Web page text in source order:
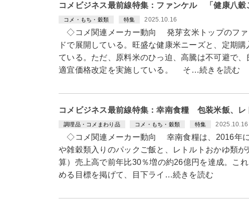
コメビジネス最前線特集：ファンケル 「健康八穀
コメ・もち・穀類 特集 2025.10.16
◇コメ関連メーカー動向 発芽玄米トップのファ
ドで展開している。旺盛な健康米ニーズと、定期
ている。ただ、原料米のひっ迫、高騰は不可避で、
適宜価格改定を実施している。 そ…続きを読む
コメビジネス最前線特集：幸南食糧 包装米飯、レ
調理品・コメまわり品 コメ・もち・穀類 特集 2025.10.16
◇コメ関連メーカー動向 幸南食糧は、2016年に
や雑穀類入りのパックご飯と、レトルトおかゆ類
算）売上高で前年比30％増の約26億円を達成。こ
める目標を掲げて、目下ライ…続きを読む